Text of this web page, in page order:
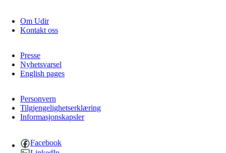
Om Udir
Kontakt oss
Presse
Nyhetsvarsel
English pages
Personvern
Tilgjengelighetserklæring
Informasjonskapsler
Facebook